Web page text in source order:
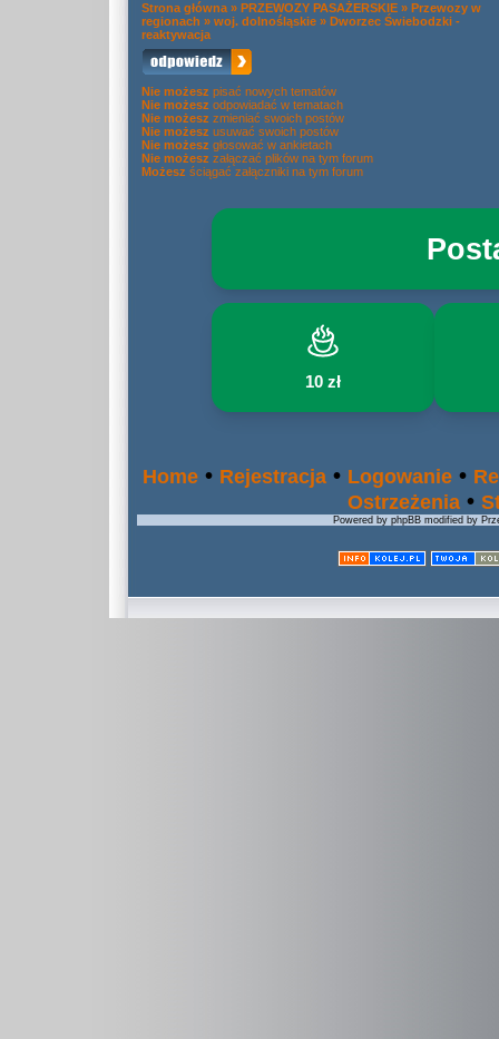
Strona główna » PRZEWOZY PASAŻERSKIE » Przewozy w
regionach » woj. dolnośląskie » Dworzec Świebodzki -
reaktywacja
Nie możesz pisać nowych tematów
Nie możesz odpowiadać w tematach
Nie możesz zmieniać swoich postów
Nie możesz usuwać swoich postów
Nie możesz głosować w ankietach
Nie możesz załączać plików na tym forum
Możesz ściągać załączniki na tym forum
10 zł
Home • Rejestracja • Logowanie •
Ostrzeżenia •
Powered by phpBB modified by